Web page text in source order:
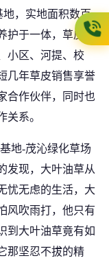
地，实地面积数百
护于一体，草皮可
小区、河提、校
几年草皮销售享誉
合作伙伴，同时也
关系。
地-茂沁绿化草场
发现，大叶油草从
忧无虑的生活，大
风吹雨打，他只有
到大叶油草竟有如
那坚忍不拔的精